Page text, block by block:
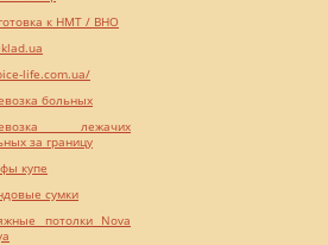
к НМТ / ВНО
life.com.ua/
больных
лежачих
за границу
купе
сумки
потолки Nova